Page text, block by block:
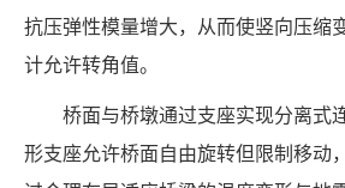
抗压弹性模量增大，从而使竖向压缩
计允许转角值。
桥面与桥墩通过支座实现分离式
形支座允许桥面自由旋转但限制移动